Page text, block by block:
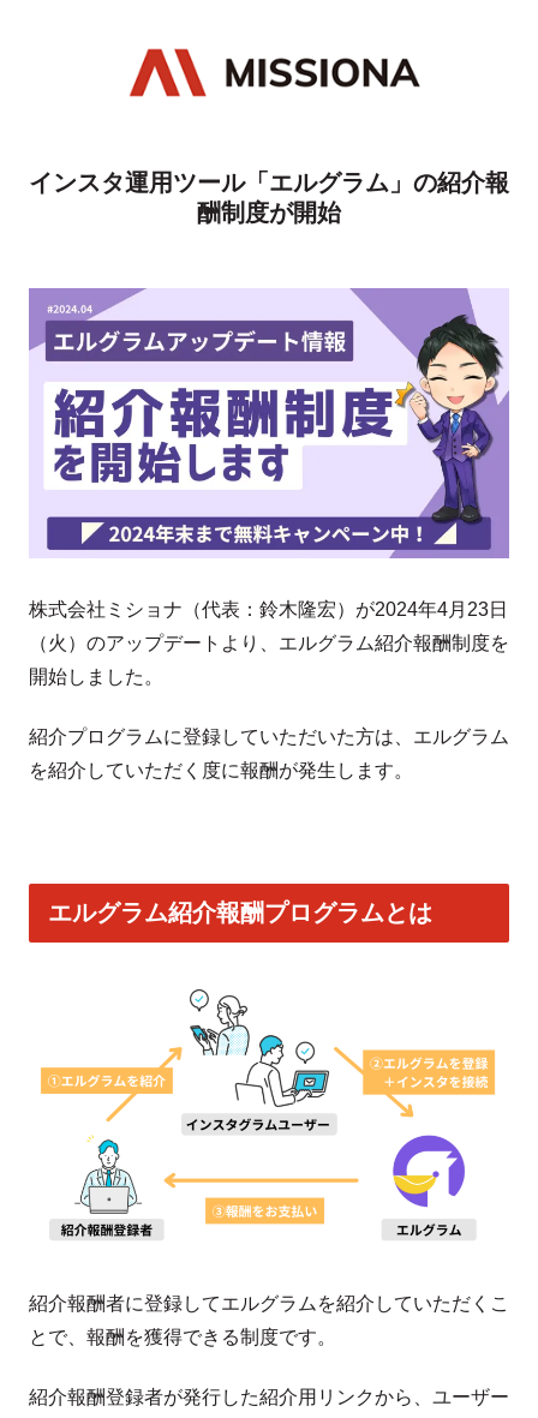
インスタ運用ツール「エルグラム」の紹介報
酬制度が開始
株式会社ミショナ（代表：鈴木隆宏）が2024年4月23日
（火）のアップデートより、エルグラム紹介報酬制度を
開始しました。
紹介プログラムに登録していただいた方は、エルグラム
を紹介していただく度に報酬が発生します。
エルグラム紹介報酬プログラムとは
紹介報酬者に登録してエルグラムを紹介していただくこ
とで、報酬を獲得できる制度です。
紹介報酬登録者が発行した紹介用リンクから、ユーザー